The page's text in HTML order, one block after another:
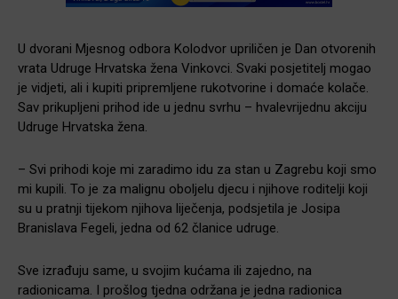
U dvorani Mjesnog odbora Kolodvor upriličen je Dan otvorenih
vrata Udruge Hrvatska žena Vinkovci. Svaki posjetitelj mogao
je vidjeti, ali i kupiti pripremljene rukotvorine i domaće kolače.
Sav prikupljeni prihod ide u jednu svrhu – hvalevrijednu akciju
Udruge Hrvatska žena.
– Svi prihodi koje mi zaradimo idu za stan u Zagrebu koji smo
mi kupili. To je za malignu oboljelu djecu i njihove roditelji koji
su u pratnji tijekom njihova liječenja, podsjetila je Josipa
Branislava Fegeli, jedna od 62 članice udruge.
Sve izrađuju same, u svojim kućama ili zajedno, na
radionicama. I prošlog tjedna održana je jedna radionica